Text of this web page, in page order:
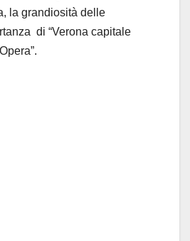
la grandiosità delle
di “Verona capitale